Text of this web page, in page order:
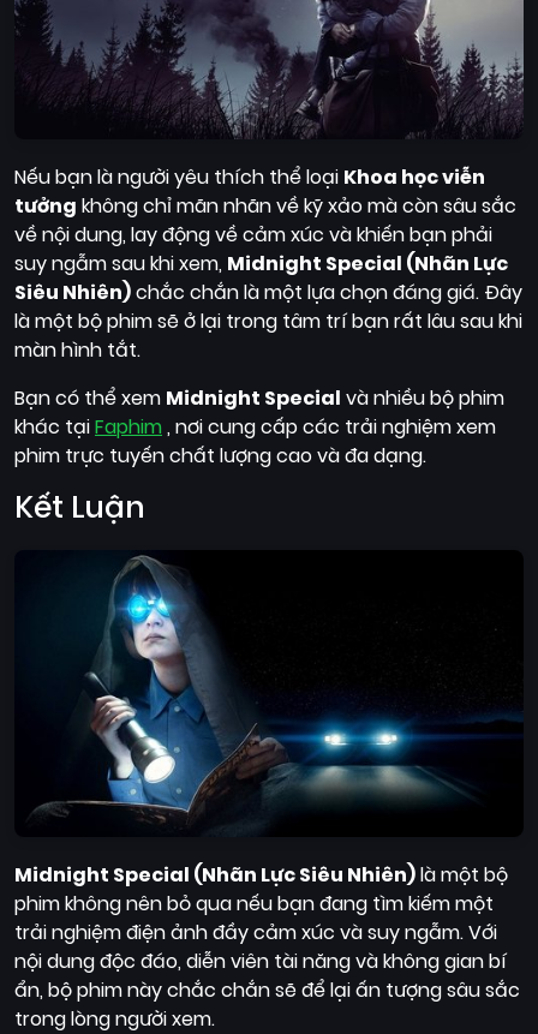
Nếu bạn là người yêu thích thể loại Khoa học viễn
tưởng không chỉ mãn nhãn về kỹ xảo mà còn sâu sắc
về nội dung, lay động về cảm xúc và khiến bạn phải
suy ngẫm sau khi xem, Midnight Special (Nhãn Lực
Siêu Nhiên)chắc chắn là một lựa chọn đáng giá. Đây
là một bộ phim sẽ ở lại trong tâm trí bạn rất lâu sau khi
màn hình tắt.
Bạn có thể xem Midnight Special và nhiều bộ phim
khác tạiFaphim, nơi cung cấp các trải nghiệm xem
phim trực tuyến chất lượng cao và đa dạng.
Kết Luận
Midnight Special (Nhãn Lực Siêu Nhiên)là một bộ
phim không nên bỏ qua nếu bạn đang tìm kiếm một
trải nghiệm điện ảnh đầy cảm xúc và suy ngẫm. Với
nội dung độc đáo, diễn viên tài năng và không gian bí
ẩn, bộ phim này chắc chắn sẽ để lại ấn tượng sâu sắc
trong lòng người xem.